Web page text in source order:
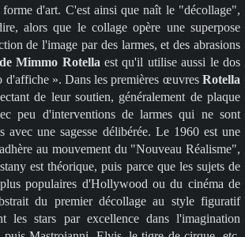
d'art. C'est ainsi que naît le "décollage",
alors que le collage opère une superpose
de l'image par des larmes, et des abrasions
Mimmo Rotellaest qu'il utilise aussi le dos
d'affiche ». Dans les premières œuvres Rotella
de leur soutien, généralement de plaque
peu d'interventions de larmes qui ne sont
avec une sagesse délibérée. Le 1960 est une
au mouvement du "Nouveau Réalisme",
est théorique, puis parce que les sujets de
populaires d'Hollywood ou du cinéma de
du premier décollage au style figuratif
les stars par excellence dans l'imagination